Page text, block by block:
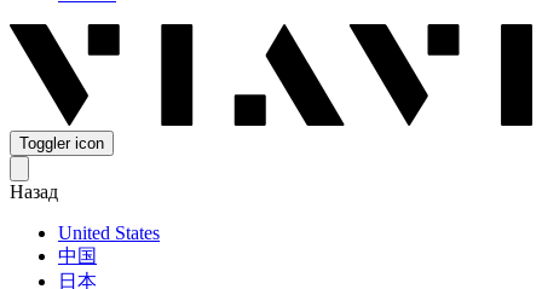
Toggler icon
Назад
United States
中国
日本